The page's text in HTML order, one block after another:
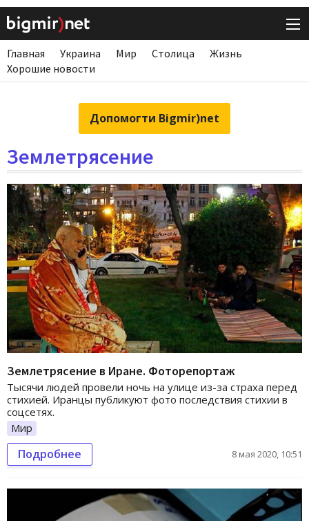
Главная Украина Мир Столица
Жизнь
Хорошие новости
Допомогти Bigmir)net
Землетрясение
Землетрясение в Иране. Фоторепортаж
Тысячи людей провели ночь на улице из-за страха перед
стихией. Иранцы публикуют фото последствия стихии в
соцсетях.
Мир
Подробнее 8 мая 2020, 10:51